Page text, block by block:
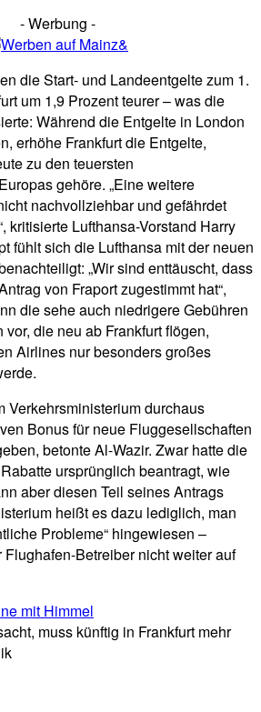
- Werbung -
die Start- und Landeentgelte zum 1.
um 1,9 Prozent teurer – was die
Während die Entgelte in London
erhöhe Frankfurt die Entgelte,
zu den teuersten
gehöre. „Eine weitere
nachvollziehbar und gefährdet
kritisierte Lufthansa-Vorstand Harry
fühlt sich die Lufthansa mit der neuen
„Wir sind enttäuscht, dass
von Fraport zugestimmt hat“,
die sehe auch niedrigere Gebühren
die neu ab Frankfurt flögen,
Airlines nur besonders großes
Verkehrsministerium durchaus
Bonus für neue Fluggesellschaften
betonte Al-Wazir. Zwar hatte die
ursprünglich beantragt, wie
aber diesen Teil seines Antrags
heißt es dazu lediglich, man
Probleme“ hingewiesen –
Betreiber nicht weiter auf
muss künftig in Frankfurt mehr